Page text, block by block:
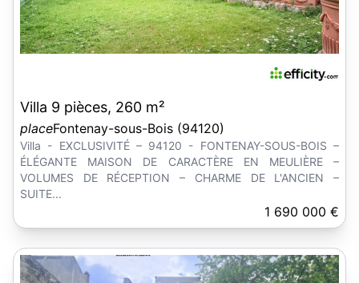
Villa 9 pièces, 260 m²
placeFontenay-sous-Bois (94120)
Villa - EXCLUSIVITÉ – 94120 - FONTENAY-SOUS-BOIS –
ÉLÉGANTE MAISON DE CARACTÈRE EN MEULIÈRE –
VOLUMES DE RÉCEPTION – CHARME DE L'ANCIEN –
SUITE...
1 690 000 €